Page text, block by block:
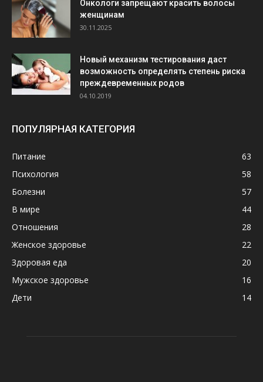
Онкологи запрещают красить волосы
женщинам
30.11.2025
Новый механизм тестирования даст
возможность определять степень риска
преждевременных родов
04.10.2019
ПОПУЛЯРНАЯ КАТЕГОРИЯ
Питание
63
Психология
58
Болезни
57
В мире
44
Отношения
28
Женское здоровье
22
Здоровая еда
20
Мужское здоровье
16
Дети
14